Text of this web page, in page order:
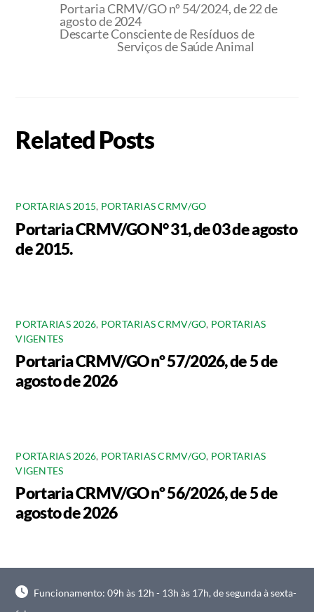
Portaria CRMV/GO nº 54/2024, de 22 de
agosto de 2024
Descarte Consciente de Resíduos de
Serviços de Saúde Animal
Related Posts
PORTARIAS 2015, PORTARIAS CRMV/GO
Portaria CRMV/GO N° 31, de 03 de agosto
de 2015.
PORTARIAS 2026, PORTARIAS CRMV/GO, PORTARIAS
VIGENTES
Portaria CRMV/GO nº 57/2026, de 5 de
agosto de 2026
PORTARIAS 2026, PORTARIAS CRMV/GO, PORTARIAS
VIGENTES
Portaria CRMV/GO nº 56/2026, de 5 de
agosto de 2026
Funcionamento: 09h às 12h - 13h às 17h, de segunda à sexta-